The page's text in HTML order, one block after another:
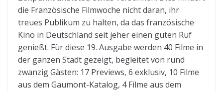
die Französische Filmwoche nicht daran, ihr
treues Publikum zu halten, da das französische
Kino in Deutschland seit jeher einen guten Ruf
genießt. Für diese 19. Ausgabe werden 40 Filme in
der ganzen Stadt gezeigt, begleitet von rund
zwanzig Gästen: 17 Previews, 6 exklusiv, 10 Filme
aus dem Gaumont-Katalog, 4 Filme aus dem